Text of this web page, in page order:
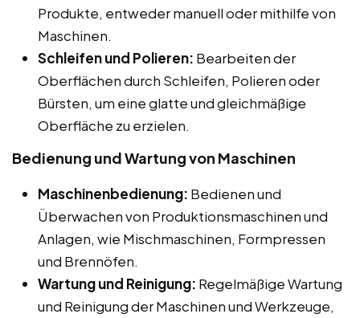
Produkte, entweder manuell oder mithilfe von
Maschinen.
Schleifen und Polieren: Bearbeiten der
Oberflächen durch Schleifen, Polieren oder
Bürsten, um eine glatte und gleichmäßige
Oberfläche zu erzielen.
Bedienung und Wartung von Maschinen
Maschinenbedienung: Bedienen und
Überwachen von Produktionsmaschinen und
Anlagen, wie Mischmaschinen, Formpressen
und Brennöfen.
Wartung und Reinigung: Regelmäßige Wartung
und Reinigung der Maschinen und Werkzeuge,